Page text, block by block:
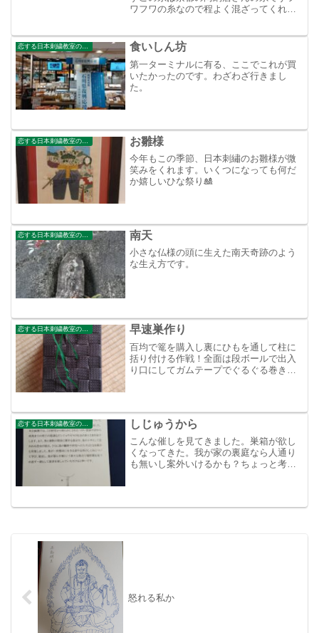
ワフワの糸なので程よく混ざってくれ
恋する日本刺繍教室のブログ 食いしん坊
第一ターミナルに有る、ここでこれが買
いたかったのです。わざわざ行きまし
た。
お雛様
今年もこの季節、日本刺繡のお雛様が微
笑みをくれます。いくつになっても何だ
か嬉しいひな祭り🎎
南天
小さな仏様の頭に生えた南天奇跡のよう
な生え方です。
恋する日本刺繍教室のブログ 早速巣作り
百均で篭を購入し裏にひもを通して柱に
括り付ける作戦！全面は段ボールで出入
り口にしてガムテープでぐるぐる巻きに
しじゅうから
こんな催しを見てきました。巣箱が欲し
くなってきた。我が家の裏庭なら人通り
も無いし案外いけるかも？ちょっと考え
怒れる私か